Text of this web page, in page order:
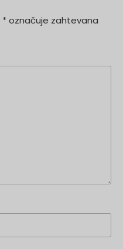
* označuje zahtevana